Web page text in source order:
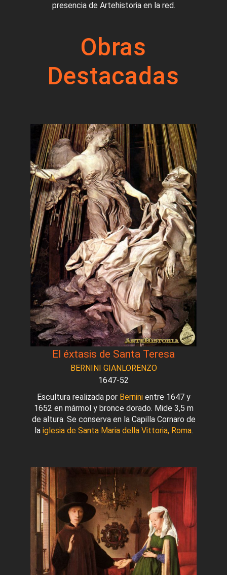
presencia de Artehistoria en la red.
Obras
Destacadas
El éxtasis de Santa Teresa
BERNINI GIANLORENZO
1647-52
Escultura realizada por Berninientre 1647 y
1652 en mármol y bronce dorado. Mide 3,5 m
de altura. Se conserva en la Capilla Cornaro de
la iglesia de Santa Maria della Vittoria, Roma.